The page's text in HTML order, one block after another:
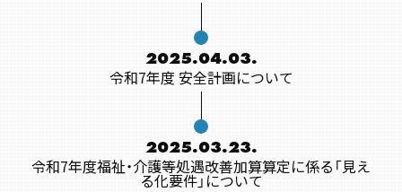
2025.04.03.
令和7年度 安全計画について
2025.03.23.
令和7年度福祉・介護等処遇改善加算算定に係る「見え
る化要件」について